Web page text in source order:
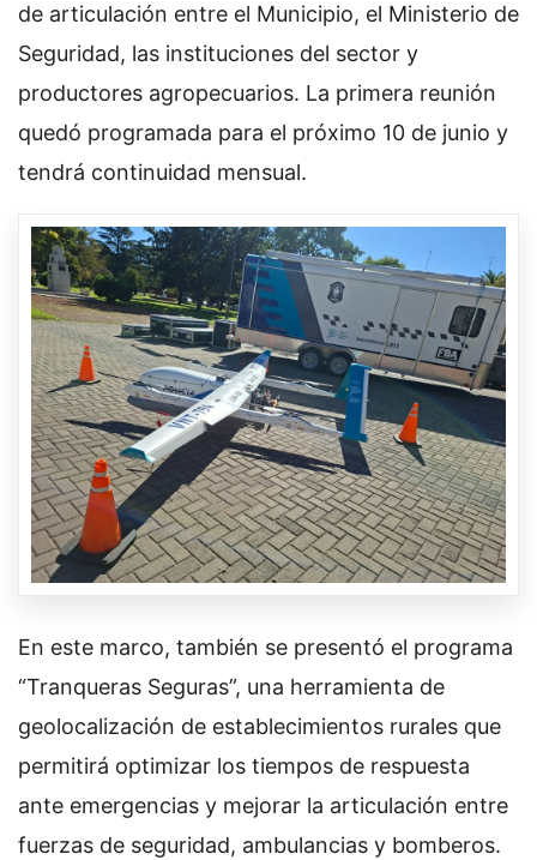
de articulación entre el Municipio, el Ministerio de
Seguridad, las instituciones del sector y
productores agropecuarios. La primera reunión
quedó programada para el próximo 10 de junio y
tendrá continuidad mensual.
En este marco, también se presentó el programa
“Tranqueras Seguras”, una herramienta de
geolocalización de establecimientos rurales que
permitirá optimizar los tiempos de respuesta
ante emergencias y mejorar la articulación entre
fuerzas de seguridad, ambulancias y bomberos.